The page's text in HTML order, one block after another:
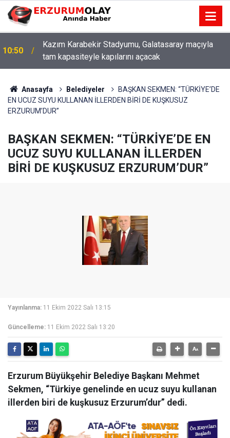
10:50
Kazım Karabekir Stadyumu, Galatasaray maçıyla
tam kapasiteyle kapılarını açacak
Anasayfa Belediyeler
BAŞKAN SEKMEN: “TÜRKİYE’DE
EN UCUZ SUYU KULLANAN İLLERDEN BİRİ DE KUŞKUSUZ
ERZURUM’DUR”
BAŞKAN SEKMEN: “TÜRKİYE’DE EN
UCUZ SUYU KULLANAN İLLERDEN
BİRİ DE KUŞKUSUZ ERZURUM’DUR”
Yayınlanma: 11 Ekim 2022 Salı 13:15
Güncelleme: 11 Ekim 2022 Salı 13:20
Erzurum Büyükşehir Belediye Başkanı Mehmet
Sekmen, “Türkiye genelinde en ucuz suyu kullanan
illerden biri de kuşkusuz Erzurum’dur” dedi.